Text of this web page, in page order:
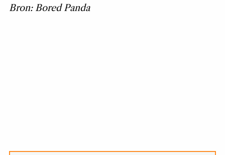
Bron: Bored Panda